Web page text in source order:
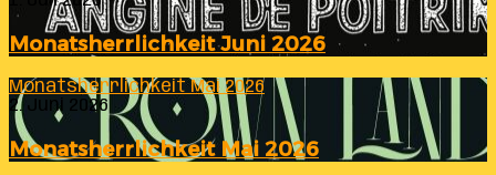
Monatsherrlichkeit Juni 2026
Monatsherrlichkeit Mai 2026
2. Juni 2026
Monatsherrlichkeit Mai 2026